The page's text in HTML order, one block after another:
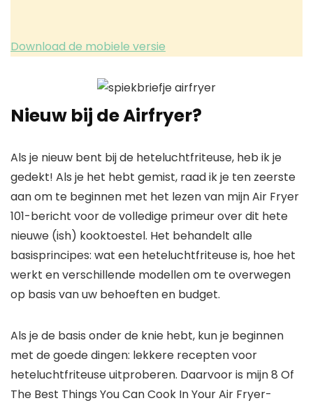
Download de mobiele versie
Nieuw bij de Airfryer?
Als je nieuw bent bij de heteluchtfriteuse, heb ik je
gedekt! Als je het hebt gemist, raad ik je ten zeerste
aan om te beginnen met het lezen van mijn Air Fryer
101-bericht voor de volledige primeur over dit hete
nieuwe (ish) kooktoestel. Het behandelt alle
basisprincipes: wat een heteluchtfriteuse is, hoe het
werkt en verschillende modellen om te overwegen
op basis van uw behoeften en budget.
Als je de basis onder de knie hebt, kun je beginnen
met de goede dingen: lekkere recepten voor
heteluchtfriteuse uitproberen. Daarvoor is mijn 8 Of
The Best Things You Can Cook In Your Air Fryer-